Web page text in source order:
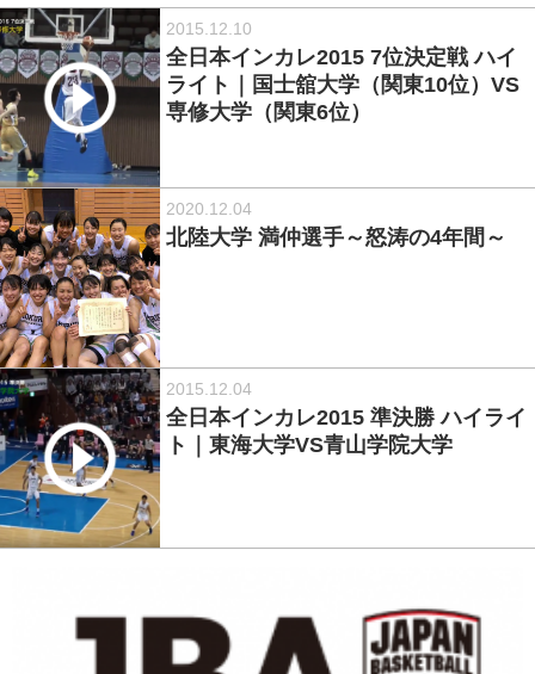
2015.12.10
全日本インカレ2015 7位決定戦 ハイ
ライト｜国士舘大学（関東10位）VS
専修大学（関東6位）
2020.12.04
北陸大学 満仲選手～怒涛の4年間～
2015.12.04
全日本インカレ2015 準決勝 ハイライ
ト｜東海大学VS青山学院大学